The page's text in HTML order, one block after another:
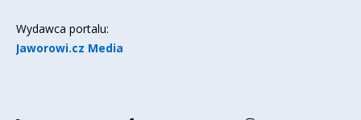
Wydawca portalu:
Jaworowi.cz Media